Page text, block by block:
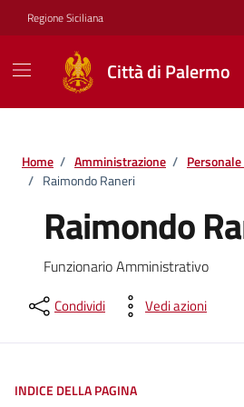
Vai ai contenuti
Vai al footer
Regione Siciliana
Città di Palermo
Home / Amministrazione /
/ Raimondo Raneri
Raimondo
Funzionario Amministrativo
Condividi Vedi azioni
INDICE DELLA PAGINA